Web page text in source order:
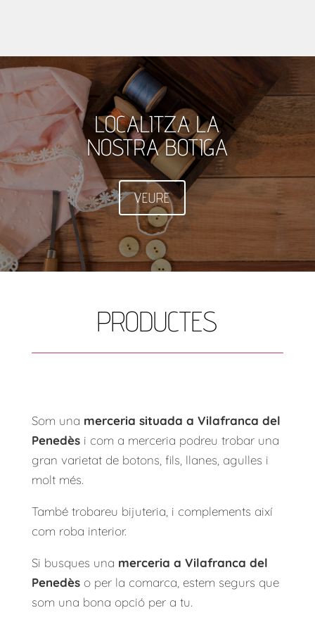
LOCALITZA LA
NOSTRA BOTIGA
VEURE
PRODUCTES
Som una merceria situada a Vilafranca del
Penedèsi com a merceria podreu trobar una
gran varietat de botons, fils, llanes, agulles i
molt més.
També trobareu bijuteria, i complements així
com roba interior.
Si busques una merceria a Vilafranca del
Penedèso per la comarca, estem segurs que
som una bona opció per a tu.